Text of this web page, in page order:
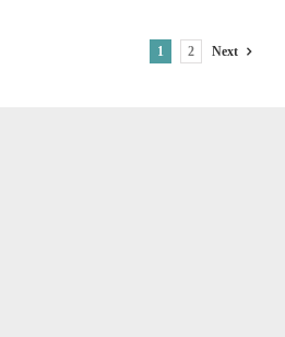
Thailand.
5
1 2 Next